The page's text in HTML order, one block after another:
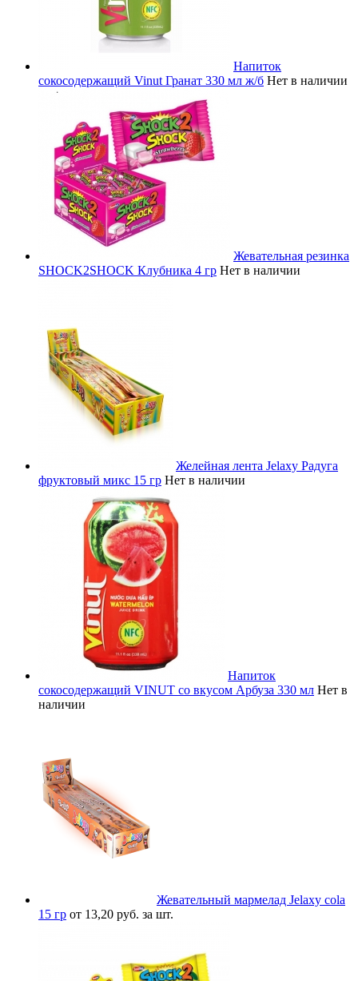
Напиток
сокосодержащий Vinut Гранат 330 мл ж/б Нет в наличии
Жевательная резинка
SHOCK2SHOCK Клубника 4 гр Нет в наличии
Желейная лента Jelaxy Радуга
фруктовый микс 15 гр Нет в наличии
Напиток
сокосодержащий VINUT со вкусом Арбуза 330 мл Нет в
наличии
Жевательный мармелад Jelaxy cola
15 гр от 13,20 руб. за шт.